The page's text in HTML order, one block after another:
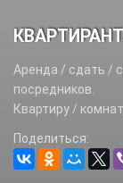
Аренда / сдать /
посредников.
Квартиру /
Поделиться: